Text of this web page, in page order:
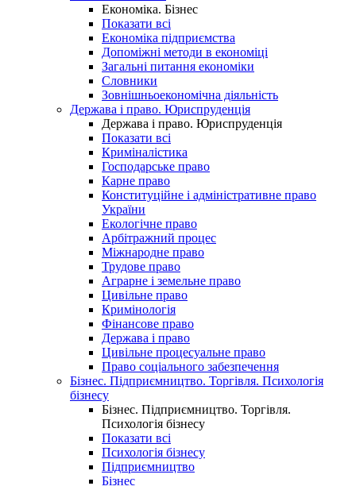
Економіка. Бізнес
Показати всі
Економіка підприємства
Допоміжні методи в економіці
Загальні питання економіки
Словники
Зовнішньоекономічна діяльність
Держава і право. Юриспруденція
Держава і право. Юриспруденція
Показати всі
Криміналістика
Господарське право
Карне право
Конституційне і адміністративне право
України
Екологічне право
Арбітражний процес
Міжнародне право
Трудове право
Аграрне і земельне право
Цивільне право
Кримінологія
Фінансове право
Держава і право
Цивільне процесуальне право
Право соціального забезпечення
Бізнес. Підприємництво. Торгівля. Психологія
бізнесу
Бізнес. Підприємництво. Торгівля.
Психологія бізнесу
Показати всі
Психологія бізнесу
Підприємництво
Бізнес